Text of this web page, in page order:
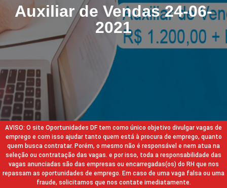
Auxiliar de Vendas 24-06-
2021
AVISO: O site Oportunidades DF tem como único objetivo divulgar vagas de
emprego e com isso ajudar tanto quem está à procura de emprego, quanto
quem busca contratar. Porém, o mesmo não é responsável e nem atua na
seleção ou contratação das vagas. e por isso, toda a responsabilidade das
vagas anunciadas são das empresas ou encarregadas(os) do RH que nos
repassam as oportunidades de emprego. Em caso de uma vaga falsa ou uma
fraude, solicitamos que nos contate imediatamente.